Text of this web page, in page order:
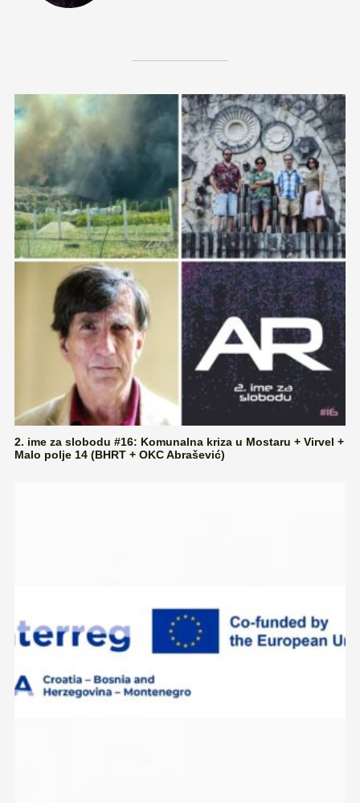
2. ime za slobodu #16: Komunalna kriza u Mostaru + Virvel +
Malo polje 14 (BHRT + OKC Abrašević)